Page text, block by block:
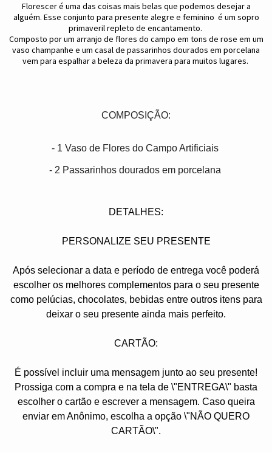
Florescer é uma das coisas mais belas que podemos desejar a
alguém. Esse conjunto para presente alegre e feminino é um sopro
primaveril repleto de encantamento.
Composto por um arranjo de flores do campo em tons de rose em um
vaso champanhe e um casal de passarinhos dourados em porcelana
vem para espalhar a beleza da primavera para muitos lugares.
COMPOSIÇÃO:
- 1 Vaso de Flores do Campo Artificiais
- 2 Passarinhos dourados em porcelana
DETALHES:
PERSONALIZE SEU PRESENTE
Após selecionar a data e período de entrega você poder
escolher os melhores complementos para o seu presente
como pelúcias, chocolates, bebidas entre outros itens para
deixar o seu presente ainda mais perfeito.
CARTÃO:
É possível incluir uma mensagem junto ao seu presente!
Prossiga com a compra e na tela de \"ENTREGA\" basta
escolher o cartão e escrever a mensagem. Caso queira
enviar em Anônimo, escolha a opção \"NÃO QUERO
CARTÃO\".